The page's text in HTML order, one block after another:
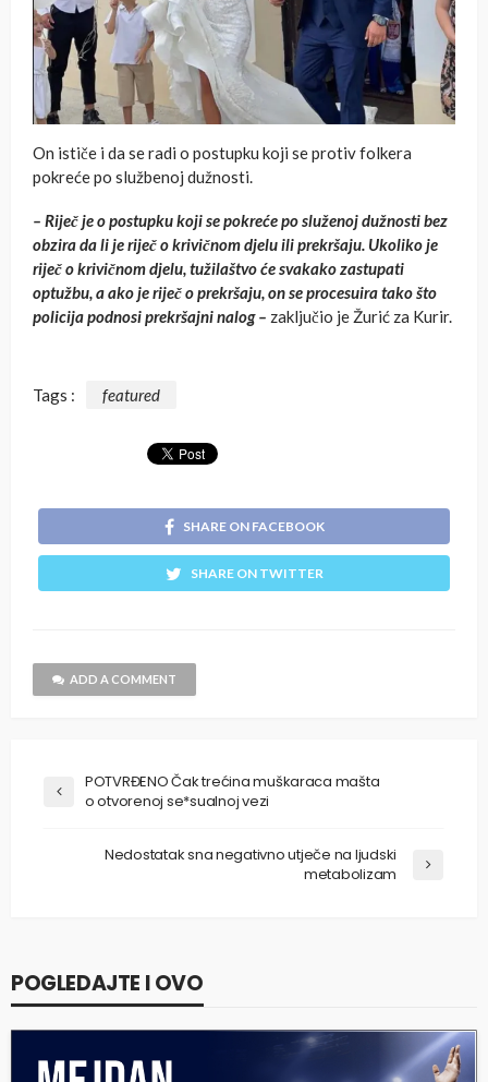
On ističe i da se radi o postupku koji se protiv folkera
pokreće po službenoj dužnosti.
– Riječ je o postupku koji se pokreće po služenoj dužnosti bez
obzira da li je riječ o krivičnom djelu ili prekršaju. Ukoliko je
riječ o krivičnom djelu, tužilaštvo će svakako zastupati
optužbu, a ako je riječ o prekršaju, on se procesuira tako što
policija podnosi prekršajni nalog – zaključio je Žurić za Kurir.
Tags : featured
SHARE ON FACEBOOK
SHARE ON TWITTER
ADD A COMMENT
POTVRĐENO Čak trećina muškaraca mašta
o otvorenoj se*sualnoj vezi
Nedostatak sna negativno utječe na ljudski
metabolizam
POGLEDAJTE I OVO